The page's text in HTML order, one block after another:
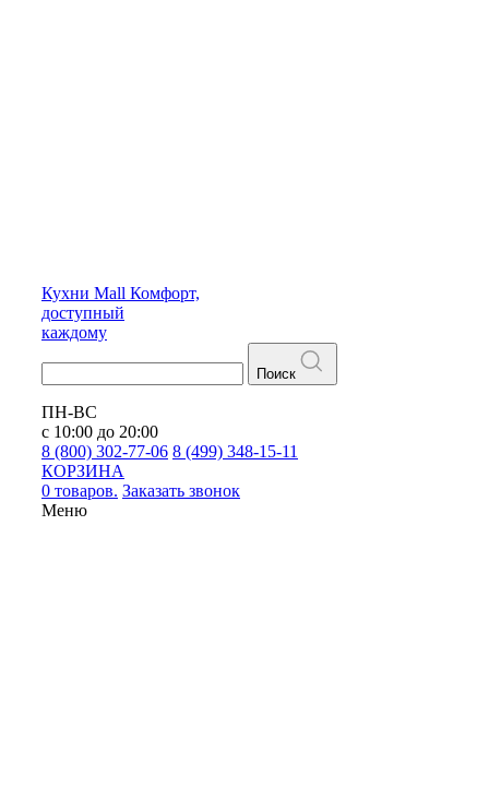
Кухни Mall Комфорт,
доступный
каждому
Поиск
ПН-ВС
с 10:00 до 20:00
8 (800) 302-77-06 8 (499) 348-15-11
КОРЗИНА
0 товаров. Заказать звонок
Меню